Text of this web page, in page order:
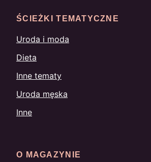
ŚCIEŻKI TEMATYCZNE
Uroda i moda
Dieta
Inne tematy
Uroda męska
Inne
O MAGAZYNIE